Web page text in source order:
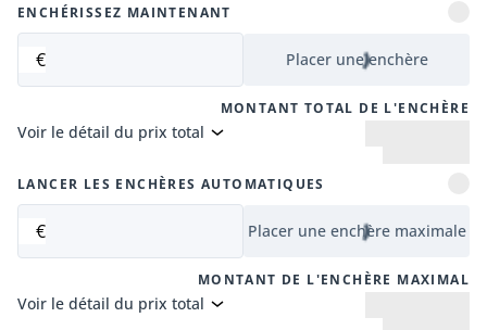
ENCHÉRISSEZ MAINTENANT
€ Placer une enchère
MONTANT TOTAL DE L'ENCHÈRE
Voir le détail du prix total
LANCER LES ENCHÈRES AUTOMATIQUES
€ Placer une enchère maximale
MONTANT DE L'ENCHÈRE MAXIMAL
Voir le détail du prix total